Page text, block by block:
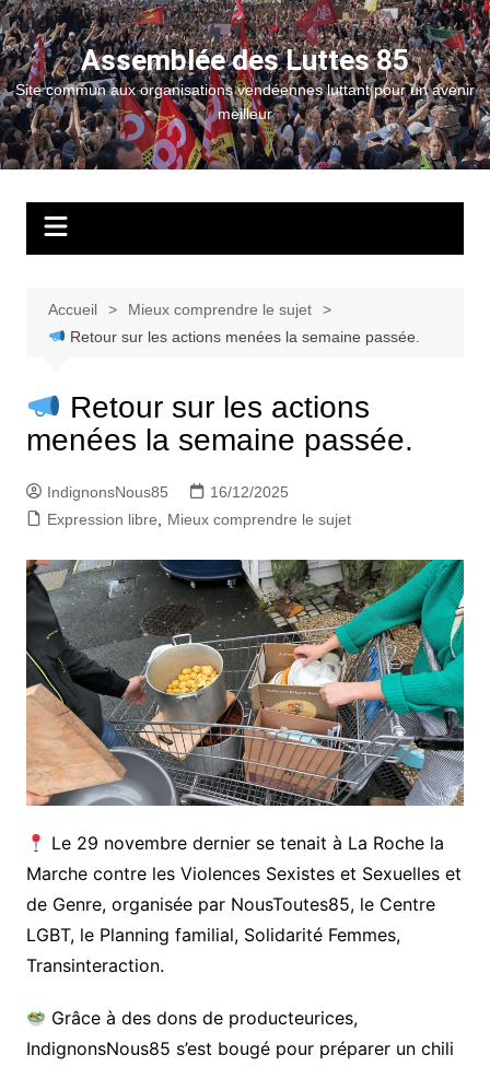
Aller
au
contenu
Assemblée des Luttes 85
Site commun aux organisations vendéennes luttant pour un avenir
meilleur
Accueil
Mieux comprendre le sujet
Retour sur les actions menées la semaine passée.
Retour sur les actions
menées la semaine passée.
IndignonsNous85
16/12/2025
Expression libre, Mieux comprendre le sujet
Le 29 novembre dernier se tenait à La Roche la
Marche contre les Violences Sexistes et Sexuelles et
de Genre, organisée par NousToutes85, le Centre
LGBT, le Planning familial, Solidarité Femmes,
Transinteraction.
Grâce à des dons de producteurices,
IndignonsNous85 s’est bougé pour préparer un chili